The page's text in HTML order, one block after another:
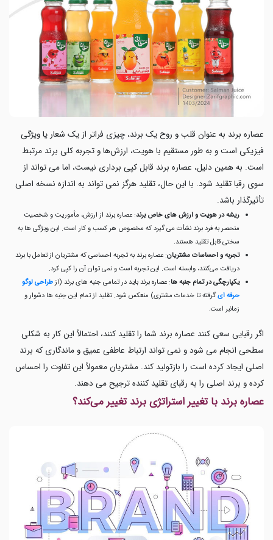
عصاره برند به عنوان قلب و روح یک برند، چیزی فراتر از یک شعار یا ویژگی
فیزیکی است و به طور مستقیم با هویت، ارزش‌ها و تجربه کلی برند مرتبط
است. به همین دلیل، عصاره برند قابل کپی برداری نیست، اما می تواند از
سوی رقبا تقلید شود. با این حال، تقلید هرگز نمی تواند به اندازه نسخه اصلی
تأثیرگذار باشد.
ریشه در هویت و ارزش های خاص برند: عصاره برند از ارزش، مأموریت و شخصیت
منحصر به‌ فرد برند نشأت می گیرد که مخصوص هر کسب‌ و کار است. این ویژگی ها به
سختی قابل تقلید هستند.
تجربه و احساسات مشتریان: عصاره برند به تجربه احساسی که مشتریان از تعامل با برند
دریافت می‌کنند، وابسته است. این تجربه است و نمی توان آن را کپی کرد.
یکپارچگی در تمام جنبه ها: عصاره برند باید در تمامی جنبه های برند (ازطراحی لوگو
حرفه ایگرفته تا خدمات مشتری) منعکس شود. تقلید از تمام این جنبه ها دشوار و
زمانبر است.
اگر رقبایی سعی کنند عصاره برند شما را تقلید کنند، احتمالاً این کار به شکلی
سطحی انجام می شود و نمی تواند ارتباط عاطفی عمیق و ماندگاری که برند
اصلی ایجاد کرده است را بازتولید کند. مشتریان معمولاً این تفاوت را احساس
کرده و برند اصلی را به رقبای تقلید کننده ترجیح می دهند.
عصاره برند با تغییر استراتژی برند تغییر می‌کند؟